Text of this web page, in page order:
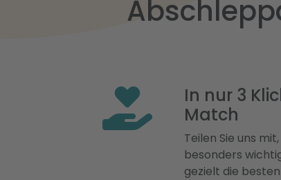
In nur 3
Match
Teilen Sie uns
besonders
gezielt die